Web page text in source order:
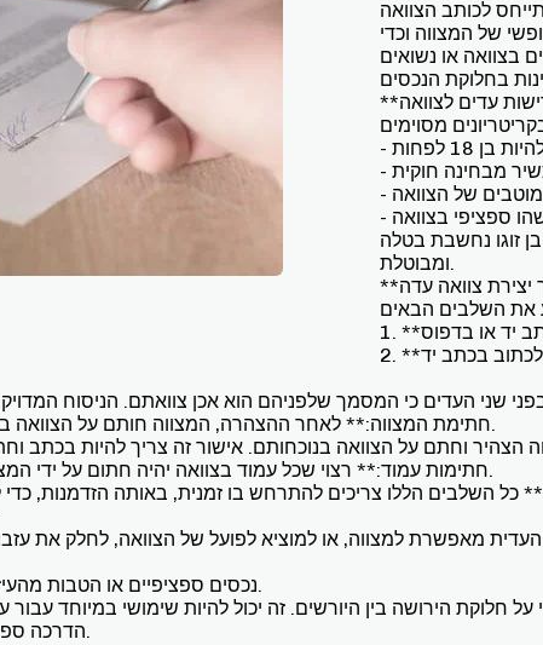
של המצווה וכדי
בצוואה או נשואים
זוגו נחשבת בטלה
ומבוטלת.
2. **תיארוך הצוואה:** יש לציין על גבי הצוואה את תאריך היצירה, אותו ניתן לכתוב בכתב יד
4. **חתימת המצווה:** לאחר ההצהרה, המצווה חותם על הצוואה בכתב ידו בנוכחות שני העדים.
6. **חתימות עמוד:** רצוי שכל עמוד בצוואה יהיה חתום על ידי המצווה והעדים, כולל כל תיקונים.
- נכסים ספציפיים או הטבות מהעיזבון, כגון יצירות אמנות או נכסים.
על חלוקת הירושה בין היורשים. זה יכול להיות שימושי במיוחד
הדרכה ספציפית רצויה עבור תהליך החלוקה.